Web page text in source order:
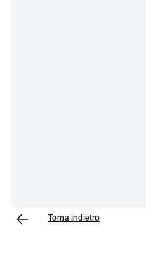
Torna indietro